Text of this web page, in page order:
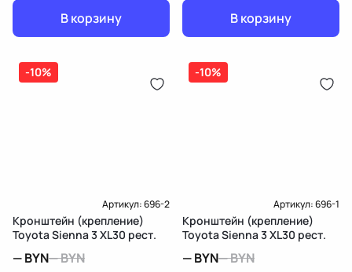
В корзину
В корзину
-10%
Артикул:696-2
Кронштейн (крепление)
Toyota Sienna 3 XL30 рест.
—BYN—BYN
-10%
Артикул:696-1
Кронштейн (крепление)
Toyota Sienna 3 XL30 рест.
—BYN—BYN